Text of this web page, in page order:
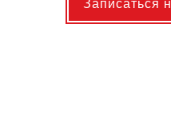
Записаться